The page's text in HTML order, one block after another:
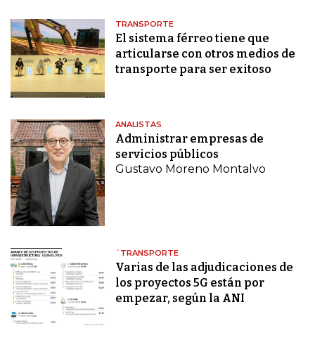
TRANSPORTE
El sistema férreo tiene que
articularse con otros medios de
transporte para ser exitoso
ANALISTAS
Administrar empresas de
servicios públicos
Gustavo Moreno Montalvo
´TRANSPORTE
Varias de las adjudicaciones de
los proyectos 5G están por
empezar, según la ANI